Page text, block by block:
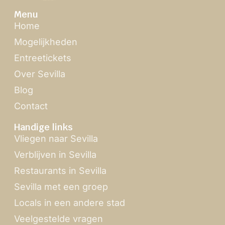
Menu
Home
Mogelijkheden
Entreetickets
Over Sevilla
Blog
Contact
Handige links
Vliegen naar Sevilla
Verblijven in Sevilla
Restaurants in Sevilla
Sevilla met een groep
Locals in een andere stad
Veelgestelde vragen